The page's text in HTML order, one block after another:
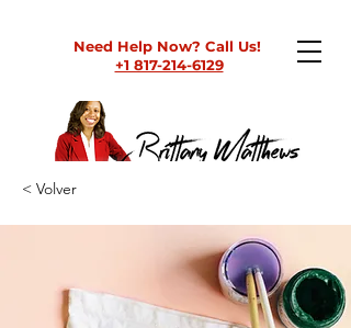
Need Help Now? Call Us!
+1 817-214-6129
< Volver